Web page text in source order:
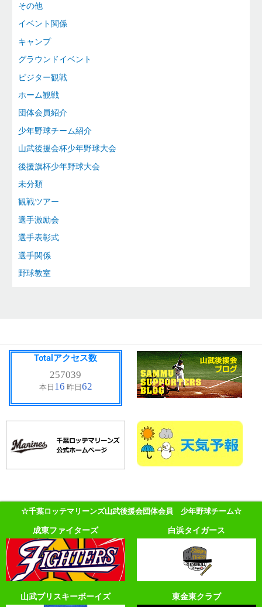
その他
イベント関係
キャンプ
グラウンドイベント
ビジター観戦
ホーム観戦
団体会員紹介
少年野球チーム紹介
山武後援会杯少年野球大会
後援旗杯少年野球大会
未分類
観戦ツアー
選手激励会
選手表彰式
選手関係
野球教室
Totalアクセス数
☆千葉ロッテマリーンズ山武後援会団体会員 少年野球チーム☆
成東ファイターズ 白浜タイガース
山武ブリスキーボーイズ 東金東クラブ